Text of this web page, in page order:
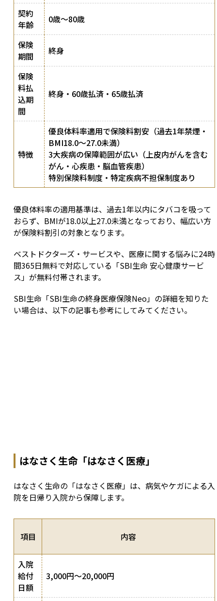
契約
年齢
0歳〜80歳
保険
期間
終身
保険
料払
込期
間
終身・60歳払済・65歳払済
特徴
優良体料率適用で保険料割安（過去1年禁煙・
BMI18.0〜27.0未満）
3大疾病の保障範囲が広い（上皮内がんを含む
がん・心疾患・脳血管疾患）
特別保険料制度・特定疾病不担保制度あり
優良体料率の適用基準は、過去1年以内にタバコを吸って
おらず、BMIが18.0以上27.0未満となっており、幅広い方
が保険料割引の対象となります。
ベストドクターズ・サービスや、医療に関する悩みに24時
間365日無料で対応している「SBI生命 安心健康サービ
ス」が無料付帯されます。
SBI生命「SBI生命の終身医療保険Neo」の詳細を知りた
い場合は、以下の記事も参考にしてみてください。
はなさく生命「はなさく医療」
はなさく生命の「はなさく医療」は、病気やケガによる入
院を日帰り入院から保障します。
項目 内容
入院
給付
日額
3,000円〜20,000円